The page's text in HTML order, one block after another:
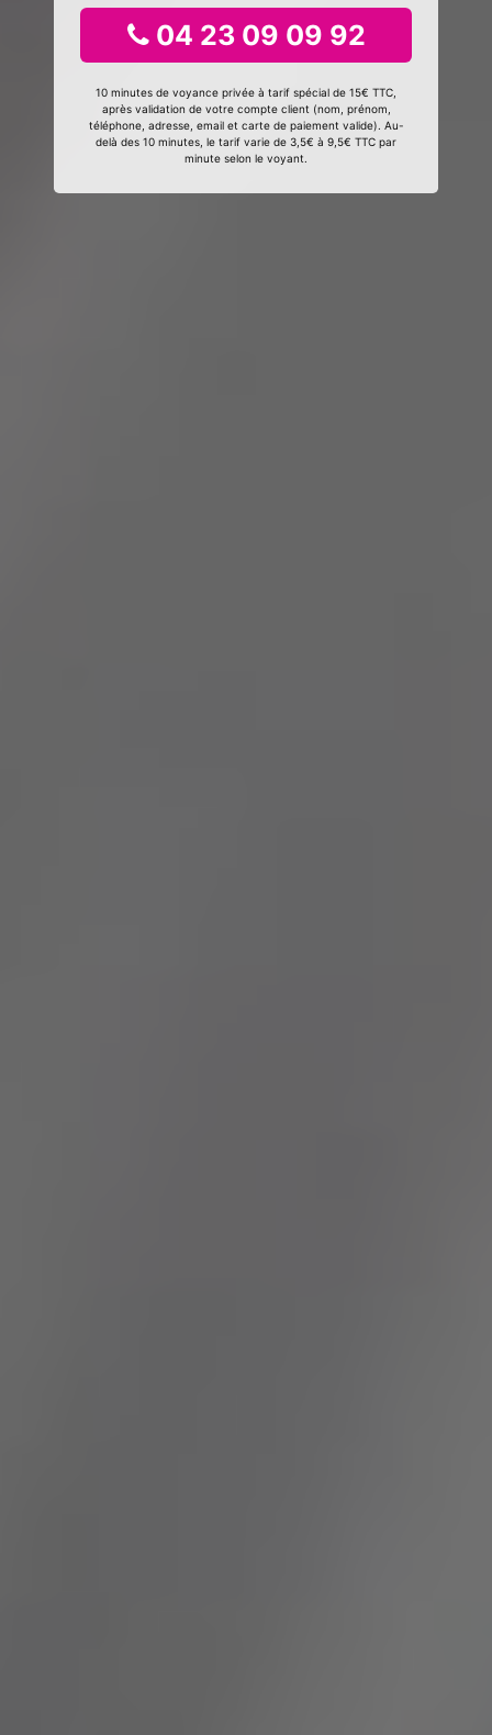
04 23 09 09 92
10 minutes de voyance privée à tarif spécial de 15€ TTC,
après validation de votre compte client (nom, prénom,
téléphone, adresse, email et carte de paiement valide). Au-
delà des 10 minutes, le tarif varie de 3,5€ à 9,5€ TTC par
minute selon le voyant.